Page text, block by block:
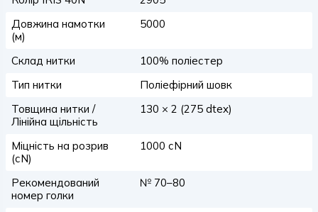
Довжина намотки
(м)
5000
Склад нитки
100% поліестер
Тип нитки
Поліефірний шовк
Товщина нитки /
Лінійна щільність
130 × 2 (275 dtex)
Міцність на розрив
(сN)
1000 сN
Рекомендований
номер голки
№ 70–80